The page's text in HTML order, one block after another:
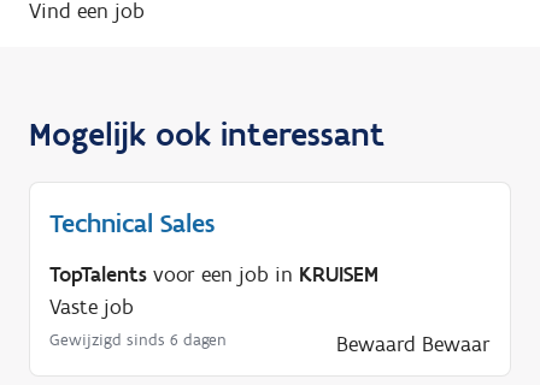
Vind een job
Mogelijk ook interessant
Technical Sales
TopTalents voor een job in KRUISEM
Vaste job
Gewijzigd sinds 6 dagen Bewaard Bewaar